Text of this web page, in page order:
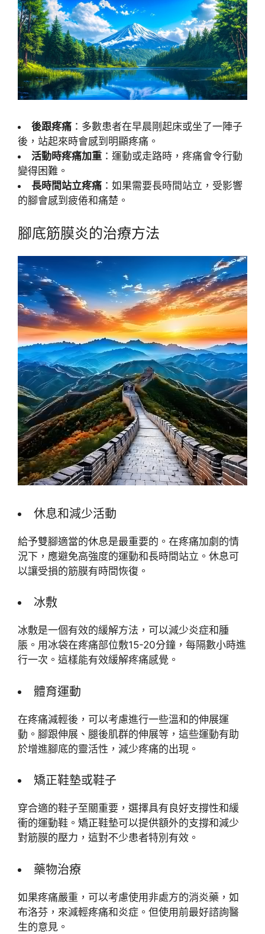
後跟疼痛 ：多數患者在早晨剛起床或坐了一陣子
後，站起來時會感到明顯疼痛。
活動時疼痛加重 ：運動或走路時，疼痛會令行動
變得困難。
長時間站立疼痛 ：如果需要長時間站立，受影響
的腳會感到疲倦和痛楚。
腳底筋膜炎的治療方法
休息和減少活動
給予雙腳適當的休息是最重要的。在疼痛加劇的情
況下，應避免高強度的運動和長時間站立。休息可
以讓受損的筋膜有時間恢復。
冰敷
冰敷是一個有效的緩解方法，可以減少炎症和腫
脹。用冰袋在疼痛部位敷15-20分鐘，每隔數小時進
行一次。這樣能有效緩解疼痛感覺。
體育運動
在疼痛減輕後，可以考慮進行一些溫和的伸展運
動。腳跟伸展、腿後肌群的伸展等，這些運動有助
於增進腳底的靈活性，減少疼痛的出現。
矯正鞋墊或鞋子
穿合適的鞋子至關重要，選擇具有良好支撐性和緩
衝的運動鞋。矯正鞋墊可以提供額外的支撐和減少
對筋膜的壓力，這對不少患者特別有效。
藥物治療
如果疼痛嚴重，可以考慮使用非處方的消炎藥，如
布洛芬，來減輕疼痛和炎症。但使用前最好諮詢醫
生的意見。